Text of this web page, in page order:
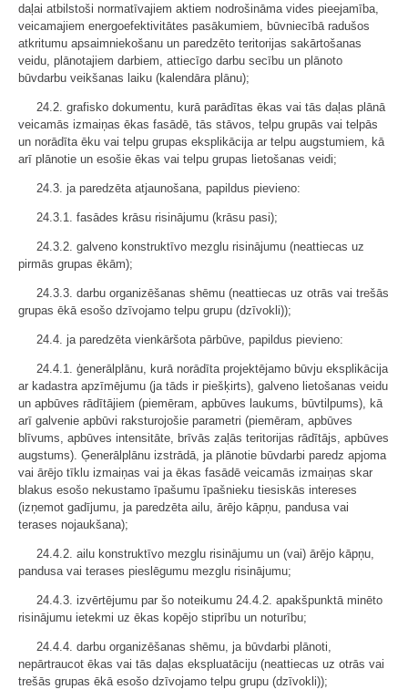
daļai atbilstoši normatīvajiem aktiem nodrošināma vides pieejamība,
veicamajiem energoefektivitātes pasākumiem, būvniecībā radušos
atkritumu apsaimniekošanu un paredzēto teritorijas sakārtošanas
veidu, plānotajiem darbiem, attiecīgo darbu secību un plānoto
būvdarbu veikšanas laiku (kalendāra plānu);
24.2. grafisko dokumentu, kurā parādītas ēkas vai tās daļas plānā
veicamās izmaiņas ēkas fasādē, tās stāvos, telpu grupās vai telpās
un norādīta ēku vai telpu grupas eksplikācija ar telpu augstumiem, kā
arī plānotie un esošie ēkas vai telpu grupas lietošanas veidi;
24.3. ja paredzēta atjaunošana, papildus pievieno:
24.3.1. fasādes krāsu risinājumu (krāsu pasi);
24.3.2. galveno konstruktīvo mezglu risinājumu (neattiecas uz
pirmās grupas ēkām);
24.3.3. darbu organizēšanas shēmu (neattiecas uz otrās vai trešās
grupas ēkā esošo dzīvojamo telpu grupu (dzīvokli));
24.4. ja paredzēta vienkāršota pārbūve, papildus pievieno:
24.4.1. ģenerālplānu, kurā norādīta projektējamo būvju eksplikācija
ar kadastra apzīmējumu (ja tāds ir piešķirts), galveno lietošanas veidu
un apbūves rādītājiem (piemēram, apbūves laukums, būvtilpums), kā
arī galvenie apbūvi raksturojošie parametri (piemēram, apbūves
blīvums, apbūves intensitāte, brīvās zaļās teritorijas rādītājs, apbūves
augstums). Ģenerālplānu izstrādā, ja plānotie būvdarbi paredz apjoma
vai ārējo tīklu izmaiņas vai ja ēkas fasādē veicamās izmaiņas skar
blakus esošo nekustamo īpašumu īpašnieku tiesiskās intereses
(izņemot gadījumu, ja paredzēta ailu, ārējo kāpņu, pandusa vai
terases nojaukšana);
24.4.2. ailu konstruktīvo mezglu risinājumu un (vai) ārējo kāpņu,
pandusa vai terases pieslēgumu mezglu risinājumu;
24.4.3. izvērtējumu par šo noteikumu 24.4.2. apakšpunktā minēto
risinājumu ietekmi uz ēkas kopējo stiprību un noturību;
24.4.4. darbu organizēšanas shēmu, ja būvdarbi plānoti,
nepārtraucot ēkas vai tās daļas ekspluatāciju (neattiecas uz otrās vai
trešās grupas ēkā esošo dzīvojamo telpu grupu (dzīvokli));